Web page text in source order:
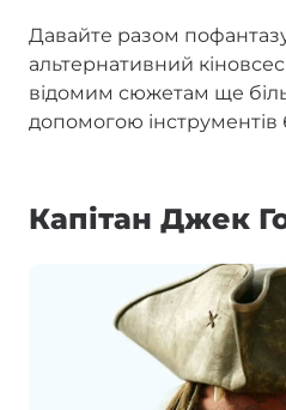
Давайте разом
альтернативний
відомим сюжетам ще
допомогою інструментів
Капітан Джек